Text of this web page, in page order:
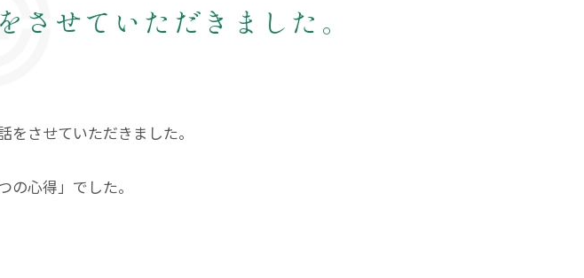
せていただきました。
させていただきました。
心得」でした。